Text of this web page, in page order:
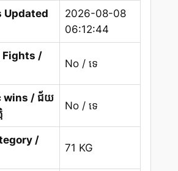
Updated
2026-08-08
06:12:44
Fights /
No / ទេ
wins / ជ័យ
No / ទេ
/
71 KG